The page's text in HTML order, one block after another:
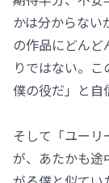
かは分からない
の作品にどん
りではない。
僕の役だ」と自
そして「ユー
が、あたかも途